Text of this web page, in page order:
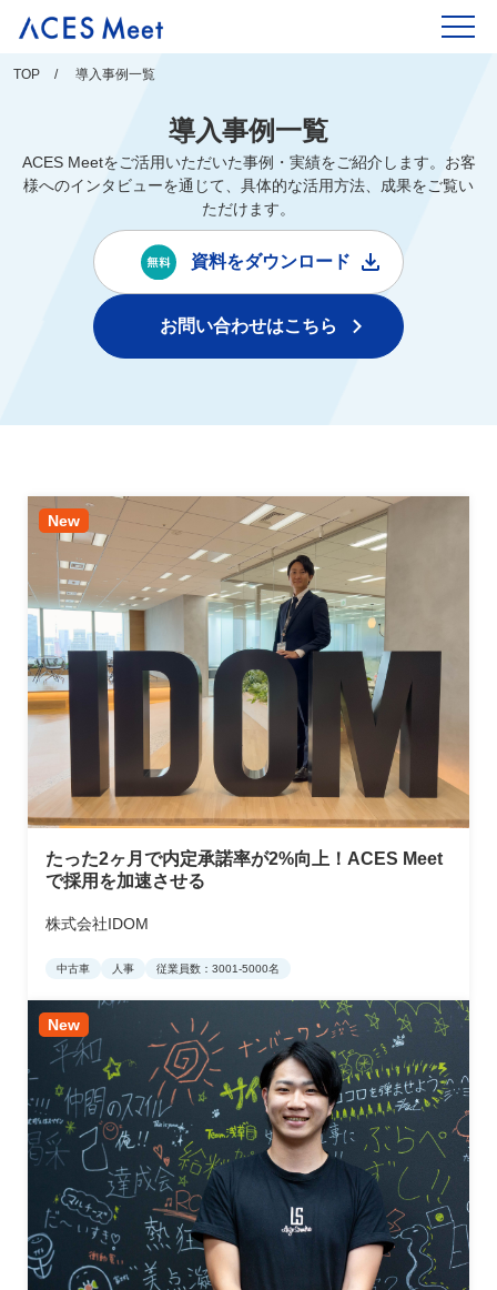
content
導入事例一覧
ACES Meetをご活用いただいた事例・実績をご紹介します。お客
様へのインタビューを通じて、具体的な活用方法、成果をご覧い
ただけます。
資料をダウンロード
お問い合わせはこちら
TOP 導入事例一覧
New
たった2ヶ月で内定承諾率が2%向上！ACES Meet
で採用を加速させる
株式会社IDOM
中古車 人事 従業員数：3001-5000名
New